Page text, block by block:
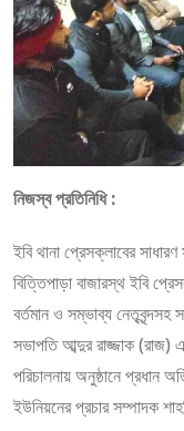
নিজস্ব প্রতিনিধি :
ইবি থানা প্রেসক্লাবের
বিত্তিপাড়া বাজারস্থ ইবি
বর্তমান ও সম্ভাব্য নেতৃবৃন্দসহ
সভাপতি আব্দুর রাজ্জাক (রাজ)
পরিচালনায় অনুষ্ঠানে প্রধান
ইউনিয়নের প্রচার সম্পাদক